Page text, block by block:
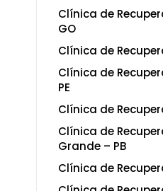
Clínica de
GO
Clínica de
Clínica de
PE
Clínica de
Clínica de
Grande – PB
Clínica de